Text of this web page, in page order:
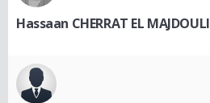
Hassaan CHERRAT EL MAJDOULI